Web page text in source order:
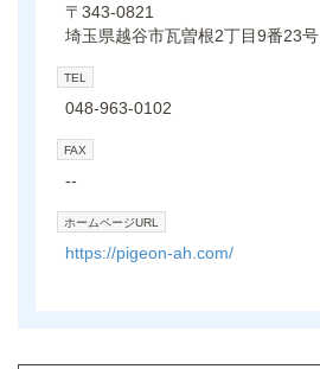
〒343-0821
埼玉県越谷市瓦曽根2丁目9番23号
TEL
048-963-0102
FAX
--
ホームページURL
https://pigeon-ah.com/